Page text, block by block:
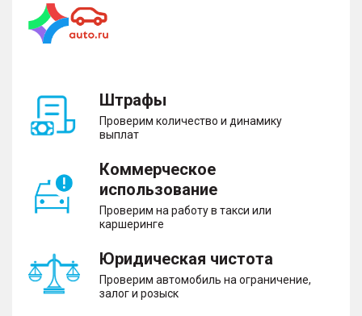
– Круиз-контроль
– Парктроник передний и задний
– Камера заднего вида
– Датчик света
– Датчик дождя
Комфорт
– Усилитель руля
– Запуск двигателя с кнопки
Штрафы
Проверим количество и динамику
выплат
Коммерческое
использование
Проверим на работу в такси или
каршеринге
Юридическая чистота
Проверим автомобиль на ограничение,
залог и розыск